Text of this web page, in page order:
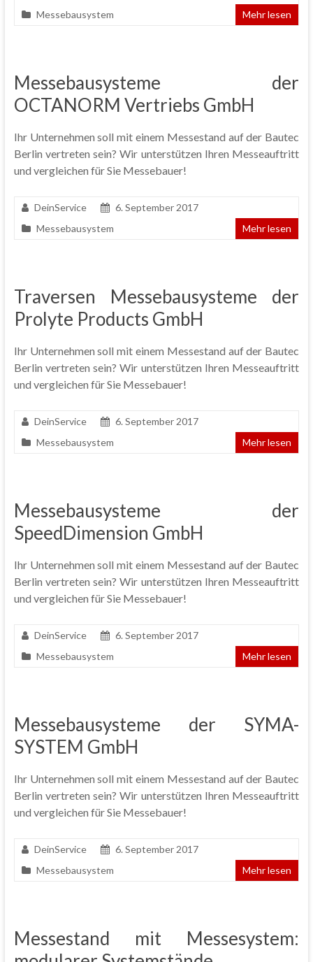
Messebausystem
Mehr lesen
Messebausysteme der
OCTANORM Vertriebs GmbH
Ihr Unternehmen soll mit einem Messestand auf der Bautec
Berlin vertreten sein? Wir unterstützen Ihren Messeauftritt
und vergleichen für Sie Messebauer!
DeinService
6. September 2017
Messebausystem
Mehr lesen
Traversen Messebausysteme der
Prolyte Products GmbH
Ihr Unternehmen soll mit einem Messestand auf der Bautec
Berlin vertreten sein? Wir unterstützen Ihren Messeauftritt
und vergleichen für Sie Messebauer!
DeinService
6. September 2017
Messebausystem
Mehr lesen
Messebausysteme der
SpeedDimension GmbH
Ihr Unternehmen soll mit einem Messestand auf der Bautec
Berlin vertreten sein? Wir unterstützen Ihren Messeauftritt
und vergleichen für Sie Messebauer!
DeinService
6. September 2017
Messebausystem
Mehr lesen
Messebausysteme der SYMA-
SYSTEM GmbH
Ihr Unternehmen soll mit einem Messestand auf der Bautec
Berlin vertreten sein? Wir unterstützen Ihren Messeauftritt
und vergleichen für Sie Messebauer!
DeinService
6. September 2017
Messebausystem
Mehr lesen
Messestand mit Messesystem: